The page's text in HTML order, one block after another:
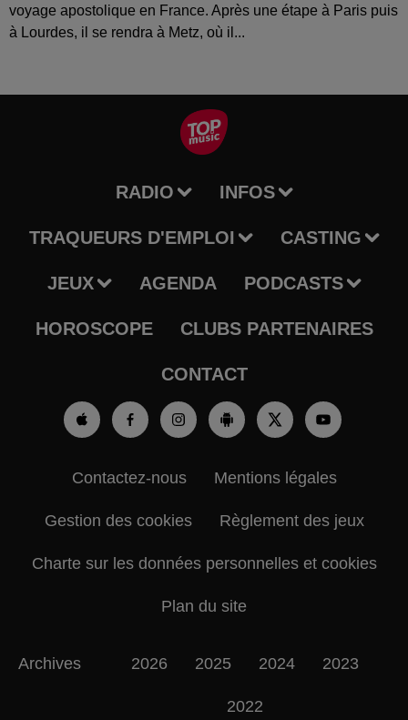
voyage apostolique en France. Après une étape à Paris puis
à Lourdes, il se rendra à Metz, où il...
RADIO INFOS
TRAQUEURS D'EMPLOI CASTING
JEUX AGENDA PODCASTS
HOROSCOPE CLUBS PARTENAIRES
CONTACT
Contactez-nous Mentions légales
Gestion des cookies Règlement des jeux
Charte sur les données personnelles et cookies
Plan du site
Archives 2026 2025 2024 2023
2022